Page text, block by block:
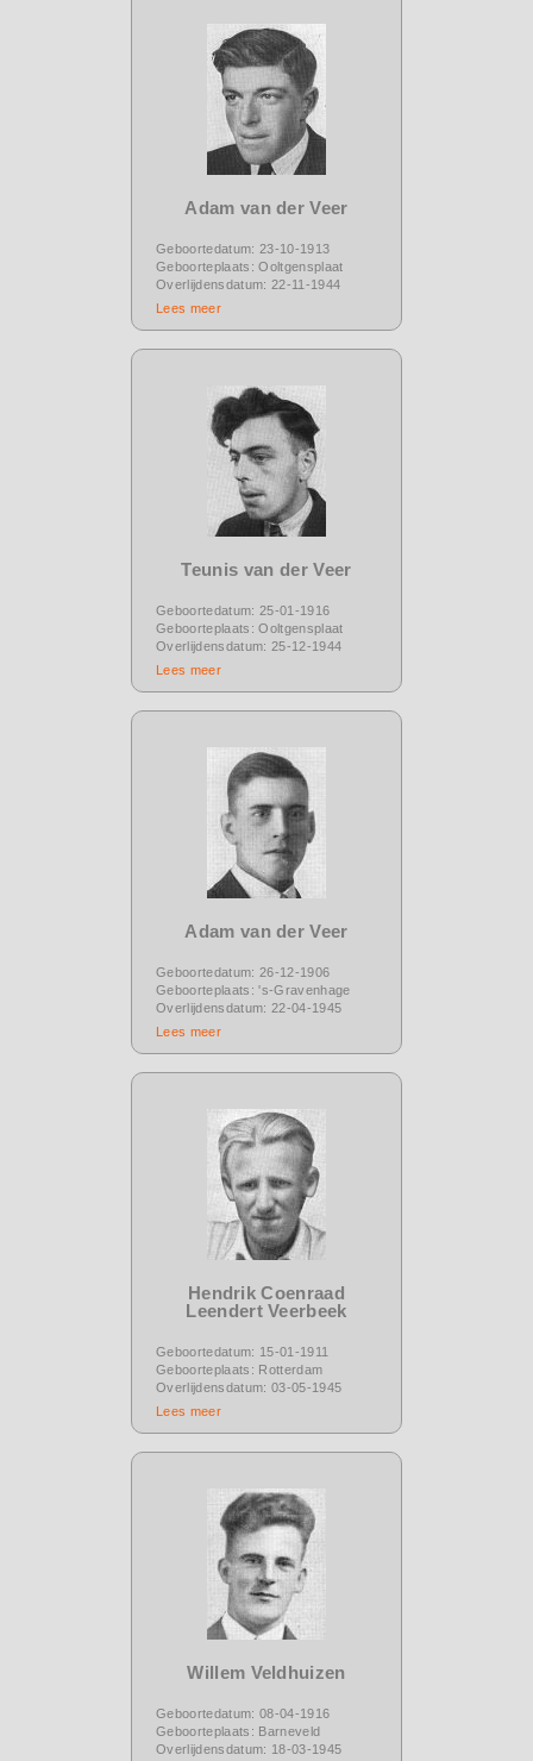
Adam van der Veer
Geboortedatum: 23-10-1913
Geboorteplaats: Ooltgensplaat
Overlijdensdatum: 22-11-1944
Lees meer
Teunis van der Veer
Geboortedatum: 25-01-1916
Geboorteplaats: Ooltgensplaat
Overlijdensdatum: 25-12-1944
Lees meer
Adam van der Veer
Geboortedatum: 26-12-1906
Geboorteplaats: 's-Gravenhage
Overlijdensdatum: 22-04-1945
Lees meer
Hendrik Coenraad
Leendert Veerbeek
Geboortedatum: 15-01-1911
Geboorteplaats: Rotterdam
Overlijdensdatum: 03-05-1945
Lees meer
Willem Veldhuizen
Geboortedatum: 08-04-1916
Geboorteplaats: Barneveld
Overlijdensdatum: 18-03-1945